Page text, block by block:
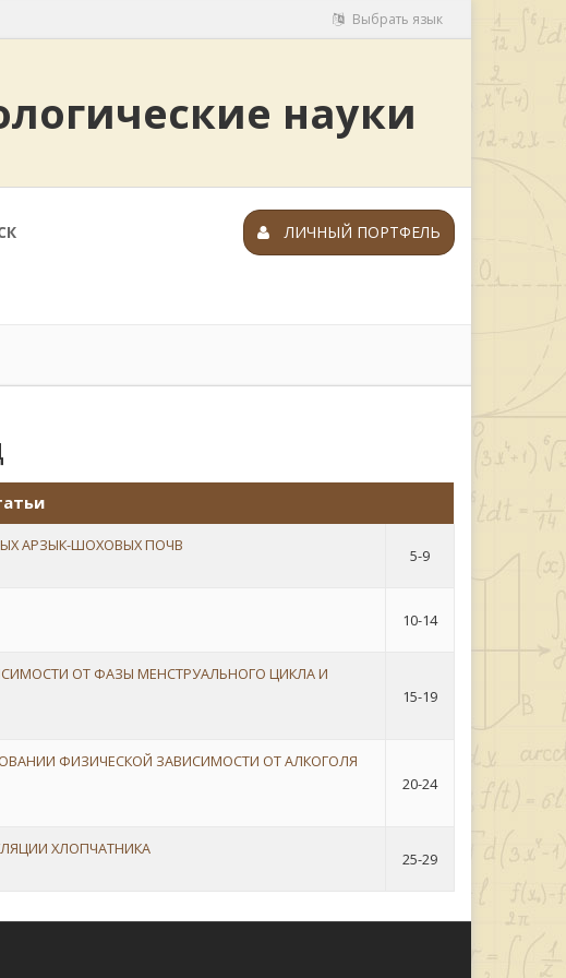
Выбрать язык
науки
ЛИЧНЫЙ ПОРТФЕЛЬ
АРЗЫК-ШОХОВЫХ ПОЧВ
5-9
10-14
ОТ ФАЗЫ МЕНСТРУАЛЬНОГО ЦИКЛА И
15-19
ФИЗИЧЕСКОЙ ЗАВИСИМОСТИ ОТ АЛКОГОЛЯ
20-24
ХЛОПЧАТНИКА
25-29